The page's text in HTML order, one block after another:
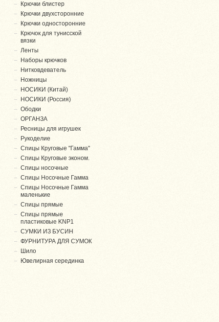
Крючки блистер
Крючки двухсторонние
Крючки односторонние
Крючок для тунисской
вязки
Ленты
Наборы крючков
Нитковдеватель
Ножницы
НОСИКИ (Китай)
НОСИКИ (Россия)
Ободки
ОРГАНЗА
Ресницы для игрушек
Рукоделие
Спицы Круговые "Гамма"
Спицы Круговые эконом.
Спицы носочные
Спицы Носочные Гамма
Спицы Носочные Гамма
маленькие
Спицы прямые
Спицы прямые
пластиковые KNP1
СУМКИ ИЗ БУСИН
ФУРНИТУРА ДЛЯ СУМОК
Шило
Ювелирная серединка